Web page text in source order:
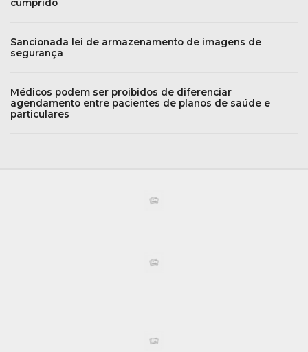
cumprido
Sancionada lei de armazenamento de imagens de
segurança
Médicos podem ser proibidos de diferenciar
agendamento entre pacientes de planos de saúde e
particulares